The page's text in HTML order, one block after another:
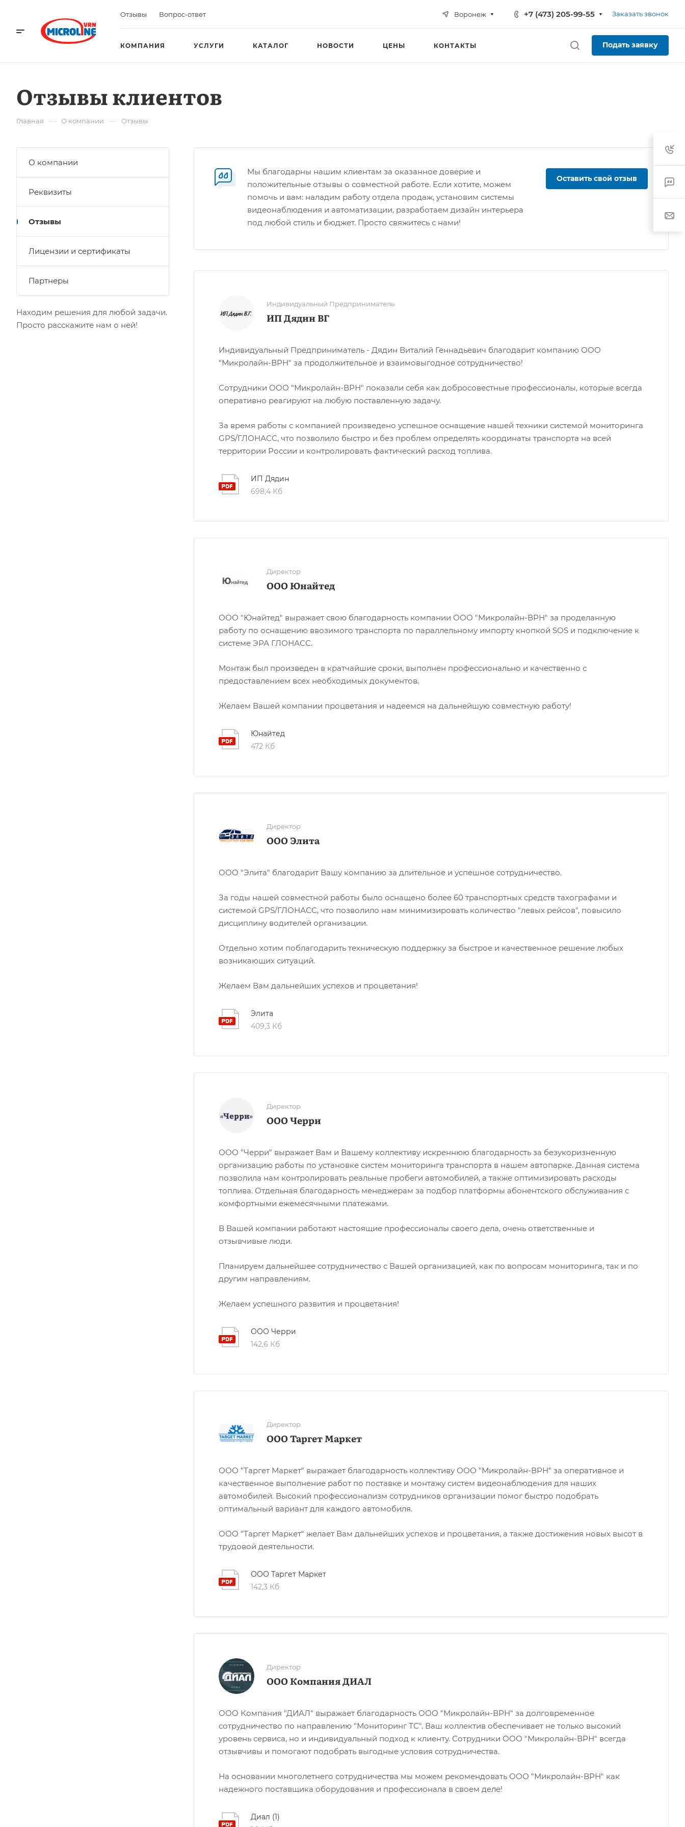
Отзывы Вопрос-ответ Воронеж +7 (473) 205-99-55 Заказать звонок
КОМПАНИЯ УСЛУГИ КАТАЛОГ НОВОСТИ ЦЕНЫ КОНТАКТЫ Подать заявку
Отзывы клиентов
Главная — О компании — Отзывы
Мы благодарны нашим клиентам за оказанное доверие и
положительные отзывы о совместной работе. Если хотите, можем
помочь и вам: наладим работу отдела продаж, установим системы
видеонаблюдения и автоматизации, разработаем дизайн интерьера
под любой стиль и бюджет. Просто свяжитесь с нами!
Оставить свой отзыв
Индивидуальный Предприниматель
ИП Дядин ВГ
Индивидуальный Предприниматель - Дядин Виталий Геннадьевич благодарит компанию ООО
"Микролайн-ВРН" за продолжительное и взаимовыгодное сотрудничество!
Сотрудники ООО "Микролайн-ВРН" показали себя как добросовестные профессионалы, которые всегда
оперативно реагируют на любую поставленную задачу.
За время работы с компанией произведено успешное оснащение нашей техники системой мониторинга
GPS/ГЛОНАСС, что позволило быстро и без проблем определять координаты транспорта на всей
территории России и контролировать фактический расход топлива.
ИП Дядин
698,4 Кб
Директор
ООО Юнайтед
ООО "Юнайтед" выражает свою благодарность компании ООО "Микролайн-ВРН" за проделанную
работу по оснащению ввозимого транспорта по параллельному импорту кнопкой SOS и подключение к
системе ЭРА ГЛОНАСС.
Монтаж был произведен в кратчайшие сроки, выполнен профессионально и качественно с
предоставлением всех необходимых документов.
Желаем Вашей компании процветания и надеемся на дальнейшую совместную работу!
Юнайтед
472 Кб
Директор
ООО Элита
ООО "Элита" благодарит Вашу компанию за длительное и успешное сотрудничество.
За годы нашей совместной работы было оснащено более 60 транспортных средств тахографами и
системой GPS/ГЛОНАСС, что позволило нам минимизировать количество "левых рейсов", повысило
дисциплину водителей организации.
Отдельно хотим поблагодарить техническую поддержку за быстрое и качественное решение любых
возникающих ситуаций.
Желаем Вам дальнейших успехов и процветания!
Элита
409,3 Кб
Директор
ООО Черри
ООО "Черри" выражает Вам и Вашему коллективу искреннюю благодарность за безукоризненную
организацию работы по установке систем мониторинга транспорта в нашем автопарке. Данная система
позволила нам контролировать реальные пробеги автомобилей, а также оптимизировать расходы
топлива. Отдельная благодарность менеджерам за подбор платформы абонентского обслуживания с
комфортными ежемесячными платежами.
В Вашей компании работают настоящие профессионалы своего дела, очень ответственные и
отзывчивые люди.
Планируем дальнейшее сотрудничество с Вашей организацией, как по вопросам мониторинга, так и по
другим направлениям.
Желаем успешного развития и процветания!
ООО Черри
142,6 Кб
Директор
ООО Таргет Маркет
ООО "Таргет Маркет" выражает благодарность коллективу ООО "Микролайн-ВРН" за оперативное и
качественное выполнение работ по поставке и монтажу систем видеонаблюдения для наших
автомобилей. Высокий профессионализм сотрудников организации помог быстро подобрать
оптимальный вариант для каждого автомобиля.
ООО "Таргет Маркет" желает Вам дальнейших успехов и процветания, а также достижения новых высот в
трудовой деятельности.
ООО Таргет Маркет
142,3 Кб
Директор
ООО Компания ДИАЛ
ООО Компания "ДИАЛ" выражает благодарность ООО "Микролайн-ВРН" за долговременное
сотрудничество по направлению "Мониторинг ТС". Ваш коллектив обеспечивает не только высокий
уровень сервиса, но и индивидуальный подход к клиенту. Сотрудники ООО "Микролайн-ВРН" всегда
отзывчивы и помогают подобрать выгодные условия сотрудничества.
На основании многолетнего сотрудничества мы можем рекомендовать ООО "Микролайн-ВРН" как
надежного поставщика оборудования и профессионала в своем деле!
Диал (1)
О компании
Реквизиты
Отзывы
Лицензии и сертификаты
Партнеры
Находим решения для любой задачи.
Просто расскажите нам о ней!